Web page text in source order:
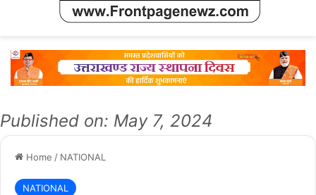
Published on: May 7, 2024
Home / NATIONAL
NATIONAL